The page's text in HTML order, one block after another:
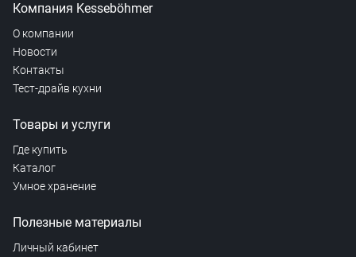
Компания Kesseböhmer
О компании
Новости
Контакты
Тест-драйв кухни
Товары и услуги
Где купить
Каталог
Умное хранение
Полезные материалы
Личный кабинет